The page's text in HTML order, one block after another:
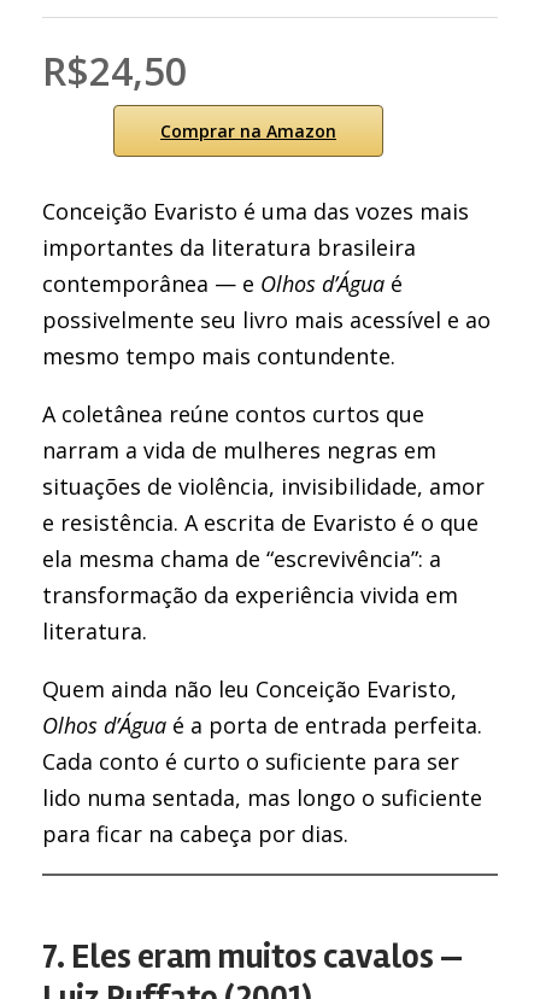
R$24,50
Comprar na Amazon
Conceição Evaristo é uma das vozes mais
importantes da literatura brasileira
contemporânea — e Olhos d’Água é
possivelmente seu livro mais acessível e ao
mesmo tempo mais contundente.
A coletânea reúne contos curtos que
narram a vida de mulheres negras em
situações de violência, invisibilidade, amor
e resistência. A escrita de Evaristo é o que
ela mesma chama de “escrevivência”: a
transformação da experiência vivida em
literatura.
Quem ainda não leu Conceição Evaristo,
Olhos d’Água é a porta de entrada perfeita.
Cada conto é curto o suficiente para ser
lido numa sentada, mas longo o suficiente
para ficar na cabeça por dias.
7. Eles eram muitos cavalos —